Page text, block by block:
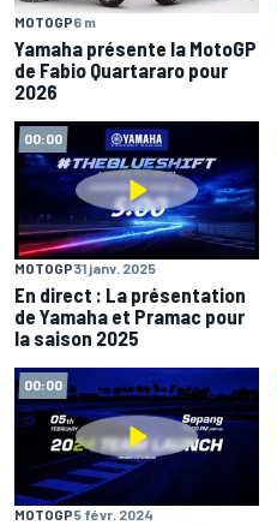
MOTOGP6 m
Yamaha présente la MotoGP
de Fabio Quartararo pour
2026
00:00
MOTOGP31 janv. 2025
En direct : La présentation
de Yamaha et Pramac pour
la saison 2025
00:00
MOTOGP5 févr. 2024